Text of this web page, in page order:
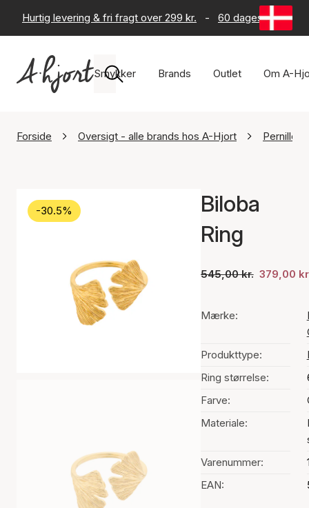
Hurtig levering & fri fragt over 299 kr. - 60 dages returret
Smykker Brands Outlet Om A-
Forside Oversigt - alle brands hos A-Hjort Pernille
-30.5%
Biloba
Ring
545,00 kr. 379,00
Mærke:
Produkttype:
Ring størrelse:
Farve:
Materiale:
Varenummer:
EAN: